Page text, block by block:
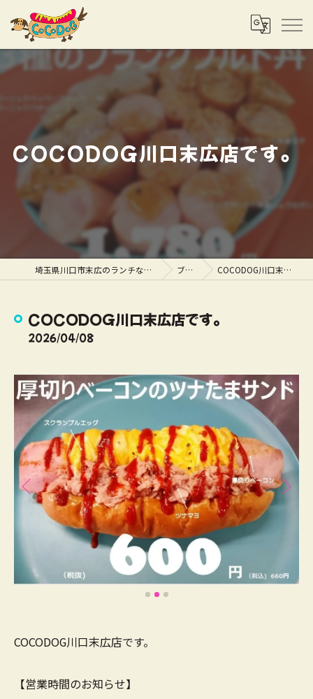
COCODOG川口末広店です。
埼玉県川口市末広のランチならCOCODOG ブログ COCODOG川口末広店です。
COCODOG川口末広店です。
2026/04/08
COCODOG川口末広店です。
【営業時間のお知らせ】